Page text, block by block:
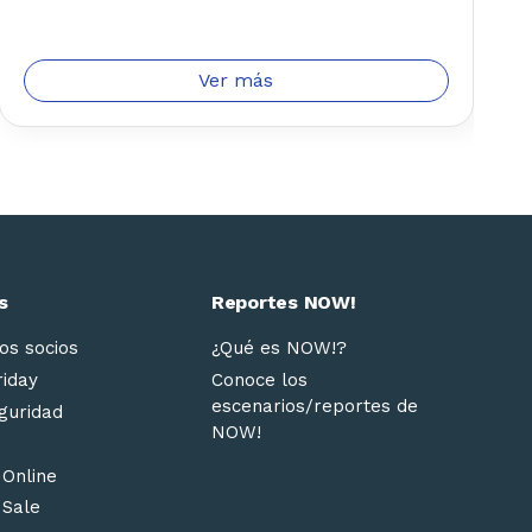
Ver más
socios
Reportes NOW!
¿Qué es NOW!?
Conoce los
escenarios/reportes de
NOW!